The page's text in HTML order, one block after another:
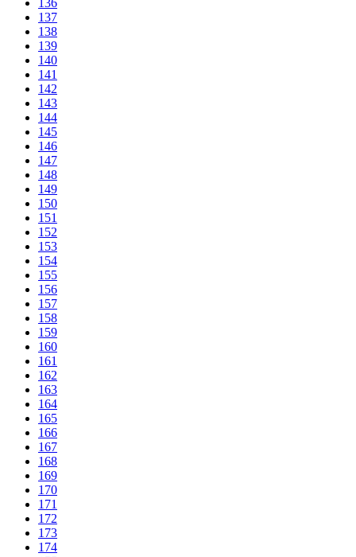
136
137
138
139
140
141
142
143
144
145
146
147
148
149
150
151
152
153
154
155
156
157
158
159
160
161
162
163
164
165
166
167
168
169
170
171
172
173
174